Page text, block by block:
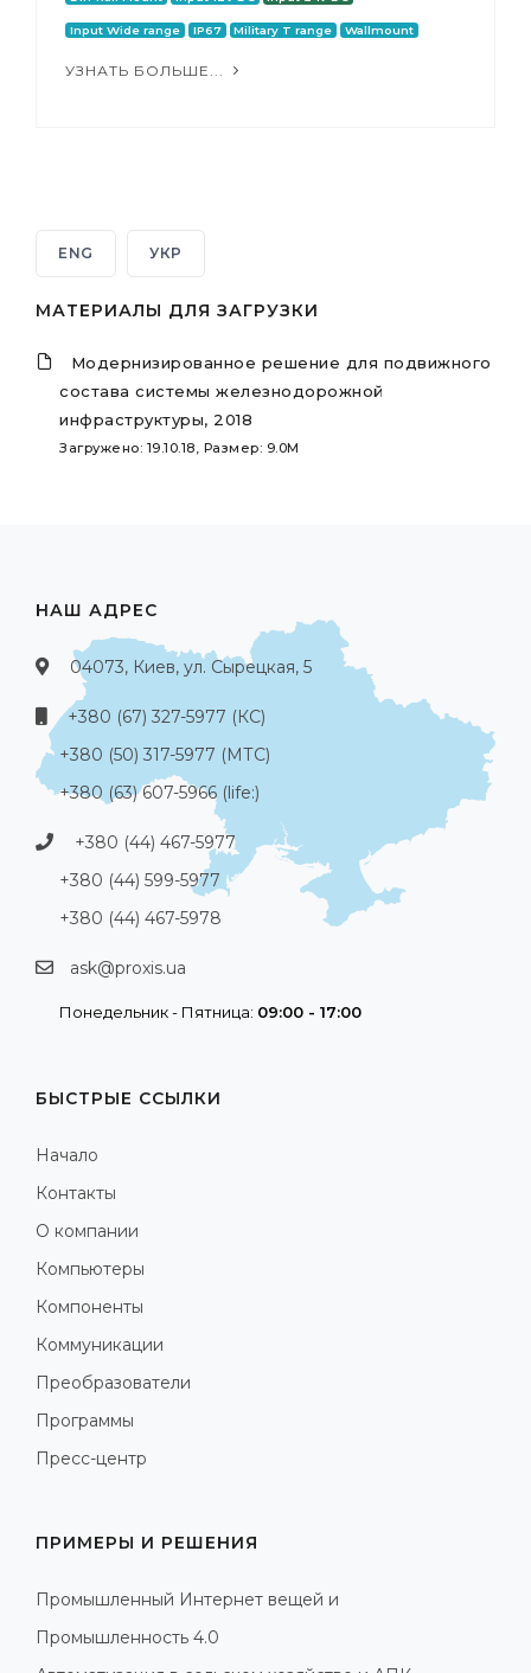
Input Wide range IP67 Military T range Wallmount
УЗНАТЬ БОЛЬШЕ...
ENG УКР
МАТЕРИАЛЫ ДЛЯ ЗАГРУЗКИ
Модернизированное решение для подвижного
состава системы железнодорожной
инфраструктуры, 2018
Загружено: 19.10.18, Размер: 9.0M
НАШ АДРЕС
04073, Киев, ул. Сырецкая, 5
+380 (67) 327-5977 (КС)
+380 (50) 317-5977 (МТС)
+380 (63) 607-5966 (life:)
+380 (44) 467-5977
+380 (44) 599-5977
+380 (44) 467-5978
ask@proxis.ua
Понедельник - Пятница: 09:00 - 17:00
БЫСТРЫЕ ССЫЛКИ
Начало
Контакты
О компании
Компьютеры
Компоненты
Коммуникации
Преобразователи
Программы
Пресс-центр
ПРИМЕРЫ И РЕШЕНИЯ
Промышленный Интернет вещей и
Промышленность 4.0